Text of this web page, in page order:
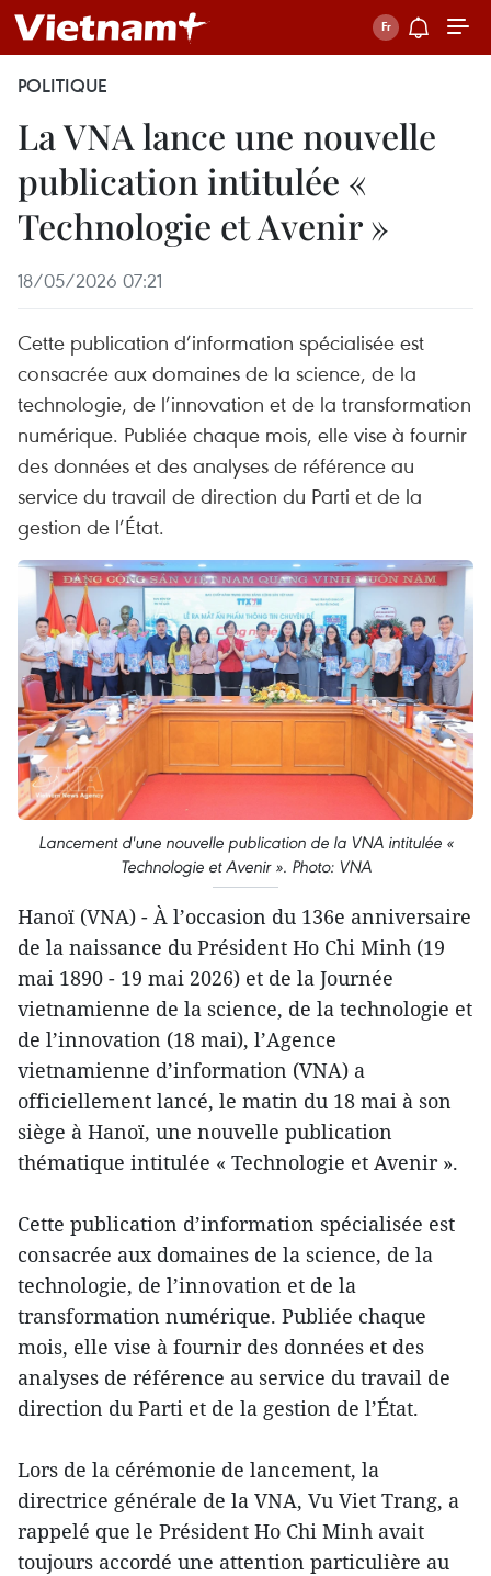
POLITIQUE
La VNA lance une nouvelle
publication intitulée «
Technologie et Avenir »
18/05/2026 07:21
Cette publication d’information spécialisée est
consacrée aux domaines de la science, de la
technologie, de l’innovation et de la transformation
numérique. Publiée chaque mois, elle vise à fournir
des données et des analyses de référence au
service du travail de direction du Parti et de la
gestion de l’État.
Lancement d'une nouvelle publication de la VNA intitulée «
Technologie et Avenir ». Photo: VNA
Hanoï (VNA) - À l’occasion du 136e anniversaire
de la naissance du Président Ho Chi Minh (19
mai 1890 - 19 mai 2026) et de la Journée
vietnamienne de la science, de la technologie et
de l’innovation (18 mai), l’Agence
vietnamienne d’information (VNA) a
officiellement lancé, le matin du 18 mai à son
siège à Hanoï, une nouvelle publication
thématique intitulée « Technologie et Avenir ».
Cette publication d’information spécialisée est
consacrée aux domaines de la science, de la
technologie, de l’innovation et de la
transformation numérique. Publiée chaque
mois, elle vise à fournir des données et des
analyses de référence au service du travail de
direction du Parti et de la gestion de l’État.
Lors de la cérémonie de lancement, la
directrice générale de la VNA, Vu Viet Trang, a
rappelé que le Président Ho Chi Minh avait
toujours accordé une attention particulière au